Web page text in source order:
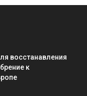
восстанавления
к